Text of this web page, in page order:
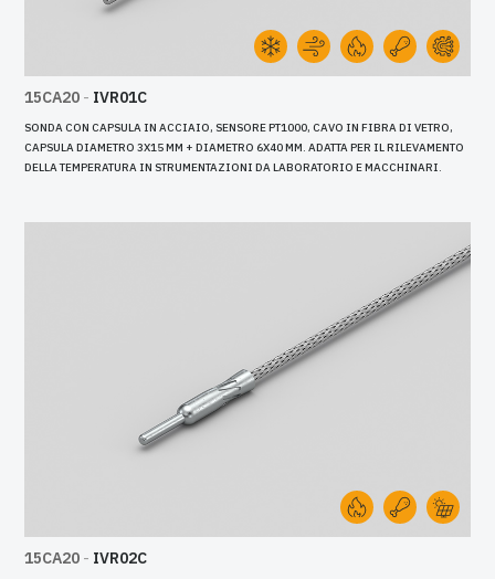
15CA20 - IVR01C
SONDA CON CAPSULA IN ACCIAIO, SENSORE PT1000, CAVO IN FIBRA DI VETRO,
CAPSULA DIAMETRO 3X15 MM + DIAMETRO 6X40 MM. ADATTA PER IL RILEVAMENTO
DELLA TEMPERATURA IN STRUMENTAZIONI DA LABORATORIO E MACCHINARI.
15CA20 - IVR02C